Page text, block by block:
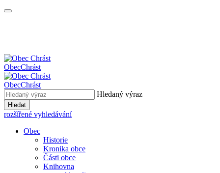
ObecChrást
ObecChrást
Hledaný výraz
Hledat
rozšířené vyhledávání
Obec
Historie
Kronika obce
Části obce
Knihovna